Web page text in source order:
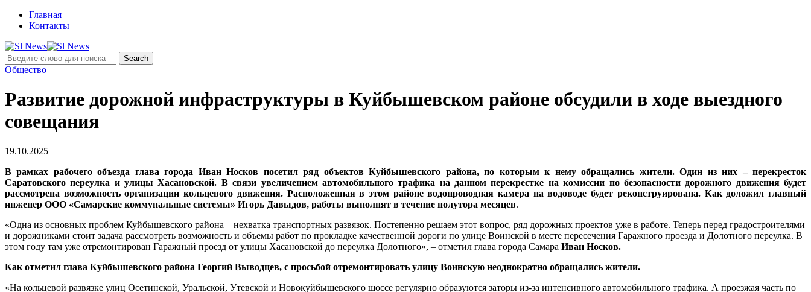
Главная
Контакты
Общество
Развитие дорожной инфраструктуры в Куйбышевском районе обсудили в ходе выездного
совещания
19.10.2025
В рамках рабочего объезда глава города Иван Носков посетил ряд объектов Куйбышевского района, по которым к нему обращались жители. Один из них – перекресток
Саратовского переулка и улицы Хасановской. В связи увеличением автомобильного трафика на данном перекрестке на комиссии по безопасности дорожного движения будет
рассмотрена возможность организации кольцевого движения. Расположенная в этом районе водопроводная камера на водоводе будет реконструирована. Как доложил главный
инженер ООО «Самарские коммунальные системы» Игорь Давыдов, работы выполнят в течение полутора месяцев.
«Одна из основных проблем Куйбышевского района – нехватка транспортных развязок. Постепенно решаем этот вопрос, ряд дорожных проектов уже в работе. Теперь перед градостроителями
и дорожниками стоит задача рассмотреть возможность и объемы работ по прокладке качественной дороги по улице Воинской в месте пересечения Гаражного проезда и Долотного переулка. В
этом году там уже отремонтирован Гаражный проезд от улицы Хасановской до переулка Долотного», – отметил глава города Самара Иван Носков.
Как отметил глава Куйбышевского района Георгий Выводцев, с просьбой отремонтировать улицу Воинскую неоднократно обращались жители.
«На кольцевой развязке улиц Осетинской, Уральской, Утевской и Новокуйбышевского шоссе регулярно образуются заторы из-за интенсивного автомобильного трафика. А проезжая часть по